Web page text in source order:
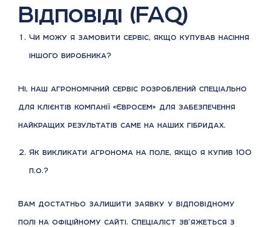
Відповіді (FAQ)
Чи можу я замовити сервіс, якщо купував насіння
іншого виробника?
Ні, наш агрономічний сервіс розроблений спеціально
для клієнтів компанії «Євросем» для забезпечення
найкращих результатів саме на наших гібридах.
Як викликати агронома на поле, якщо я купив 100
п.о.?
Вам достатньо залишити заявку у відповідному
полі на офіційному сайті. Спеціаліст зв’яжеться з